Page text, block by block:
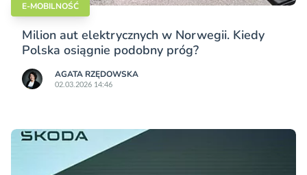
E-MOBILNOŚĆ
Milion aut elektrycznych w Norwegii. Kiedy
Polska osiągnie podobny próg?
AGATA RZĘDOWSKA
02.03.2026 14:46